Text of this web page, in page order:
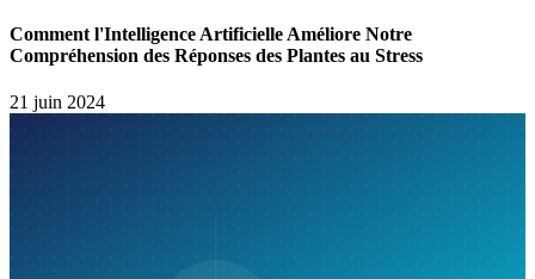
Comment l'Intelligence Artificielle Améliore Notre
Compréhension des Réponses des Plantes au Stress
21 juin 2024